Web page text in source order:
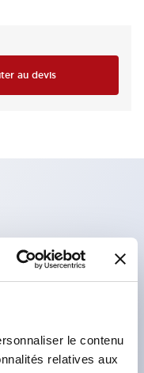
le contenu
relatives aux
au devis
2 contacts,
4 contacts
de contact à